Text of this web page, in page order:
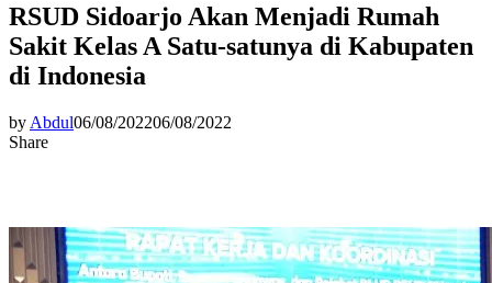
RSUD Sidoarjo Akan Menjadi Rumah
Sakit Kelas A Satu-satunya di Kabupaten
di Indonesia
by Abdul06/08/202206/08/2022
Share